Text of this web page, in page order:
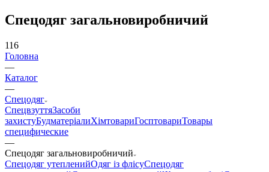
Спецодяг загальновиробничий
116
Головна
—
Каталог
—
Спецодяг
СпецвзуттяЗасоби
захистуБудматеріалиХімтовариГосптовариТовары
специфические
—
Спецодяг загальновиробничий
Спецодяг утепленийОдяг із флісуСпецодяг